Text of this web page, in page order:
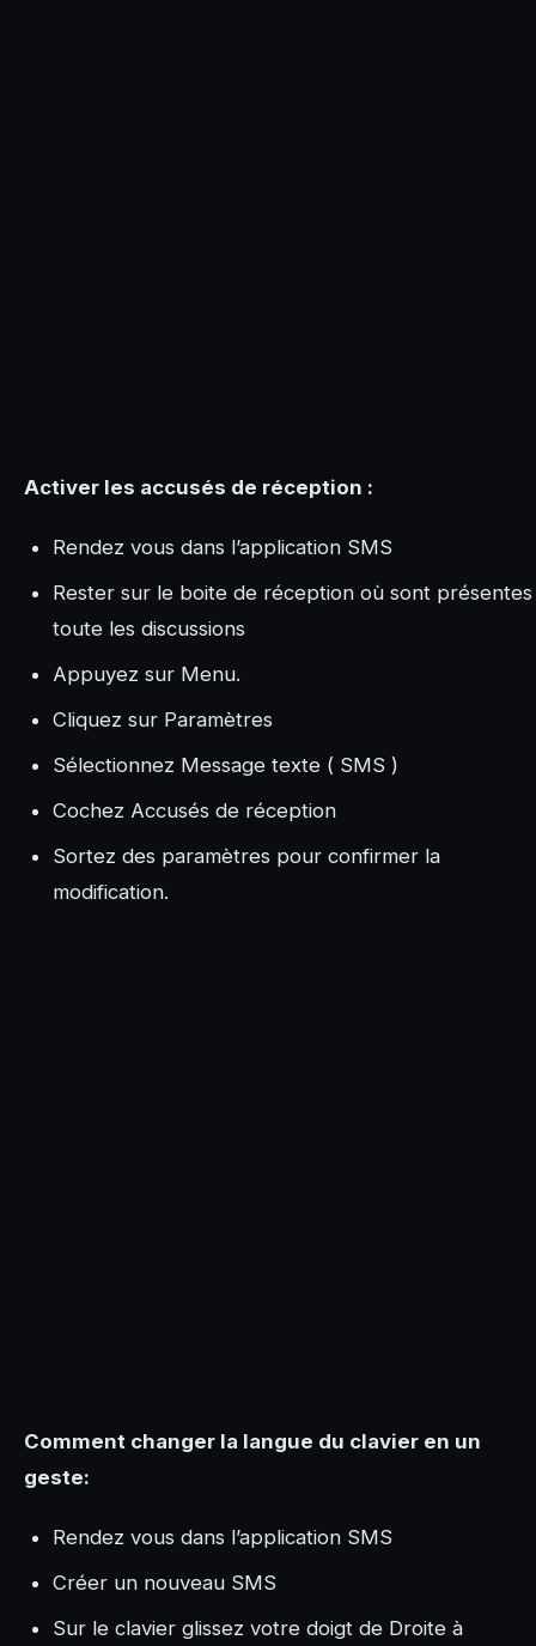
Activer les accusés de réception :
Rendez vous dans l’application SMS
Rester sur le boite de réception où sont présentes
toute les discussions
Appuyez sur Menu.
Cliquez sur Paramètres
Sélectionnez Message texte ( SMS )
Cochez Accusés de réception
Sortez des paramètres pour confirmer la
modification.
Comment changer la langue du clavier en un
geste:
Rendez vous dans l’application SMS
Créer un nouveau SMS
Sur le clavier glissez votre doigt de Droite à